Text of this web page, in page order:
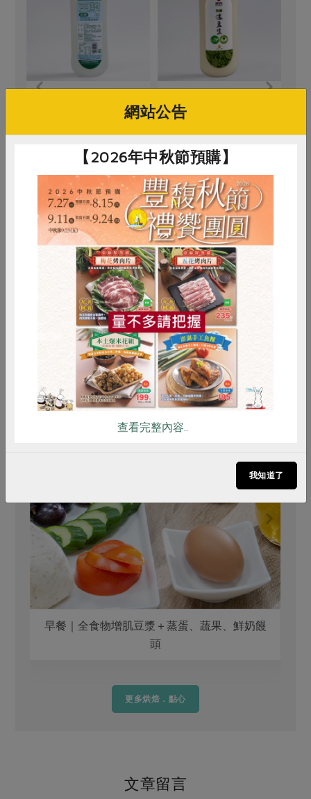
記)-920ml/瓶
$75
有機濃豆漿(無加糖)(茶
月)-940ml/瓶
940±10毫升
$80
你可能有興趣的食譜
早餐｜全食物增肌豆漿＋蒸蛋、蔬果、鮮奶饅
頭
更多烘焙．點心
文章留言
RPET 食譜 減硝酸鹽
雞蛋 食安 共同購買
網站公告
【2026年中秋節預購】
查看完整內容..
我知道了